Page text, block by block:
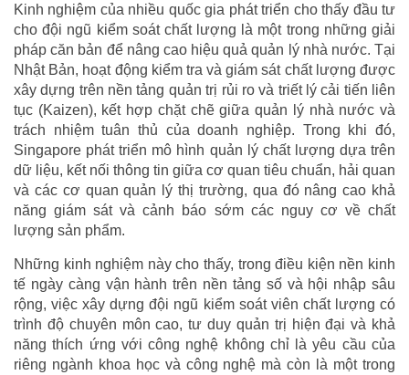
Kinh nghiệm của nhiều quốc gia phát triển cho thấy đầu tư
cho đội ngũ kiểm soát chất lượng là một trong những giải
pháp căn bản để nâng cao hiệu quả quản lý nhà nước. Tại
Nhật Bản, hoạt động kiểm tra và giám sát chất lượng được
xây dựng trên nền tảng quản trị rủi ro và triết lý cải tiến liên
tục (Kaizen), kết hợp chặt chẽ giữa quản lý nhà nước và
trách nhiệm tuân thủ của doanh nghiệp. Trong khi đó,
Singapore phát triển mô hình quản lý chất lượng dựa trên
dữ liệu, kết nối thông tin giữa cơ quan tiêu chuẩn, hải quan
và các cơ quan quản lý thị trường, qua đó nâng cao khả
năng giám sát và cảnh báo sớm các nguy cơ về chất
lượng sản phẩm.
Những kinh nghiệm này cho thấy, trong điều kiện nền kinh
tế ngày càng vận hành trên nền tảng số và hội nhập sâu
rộng, việc xây dựng đội ngũ kiểm soát viên chất lượng có
trình độ chuyên môn cao, tư duy quản trị hiện đại và khả
năng thích ứng với công nghệ không chỉ là yêu cầu của
riêng ngành khoa học và công nghệ mà còn là một trong